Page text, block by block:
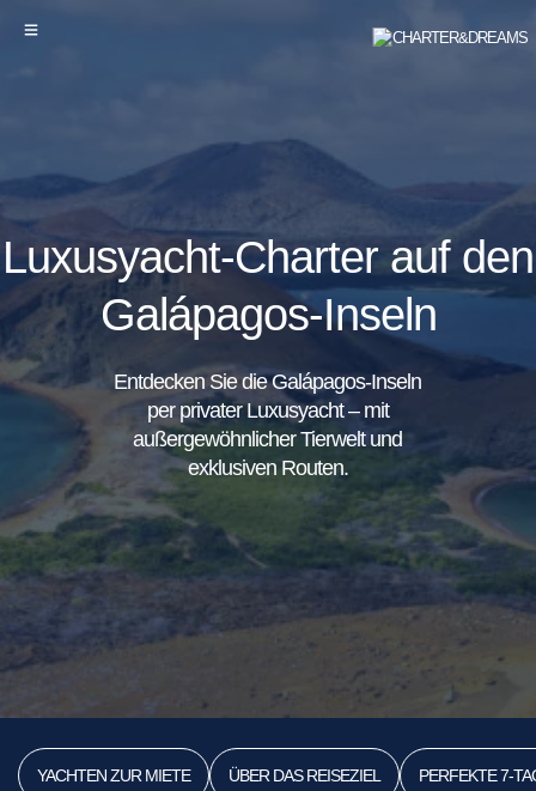
Luxusyacht-Charter auf den
Galápagos-Inseln
Entdecken Sie die Galápagos-Inseln
per privater Luxusyacht – mit
außergewöhnlicher Tierwelt und
exklusiven Routen.
YACHTEN ZUR MIETE ÜBER DAS REISEZIEL PERFEKTE 7-